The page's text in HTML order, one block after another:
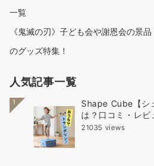
一覧
《鬼滅の刃》子ども会や謝恩会の景
のグッズ特集！
人気記事一覧
1
Shape Cube【シ
は？口コミ・レビ
21035 views